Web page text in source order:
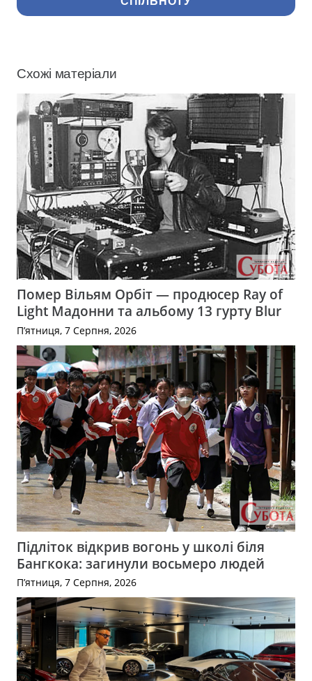
Схожі матеріали
Помер Вільям Орбіт — продюсер Ray of
Light Мадонни та альбому 13 гурту Blur
П’ятниця, 7 Серпня, 2026
Підліток відкрив вогонь у школі біля
Бангкока: загинули восьмеро людей
П’ятниця, 7 Серпня, 2026